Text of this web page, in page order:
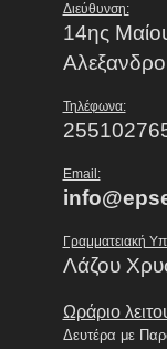
Διεύθυνση:
14ης
Τηλέφωνα:
Email:
Γραμματειακή
Λάζου
Ωράριο
Δευτέρα με